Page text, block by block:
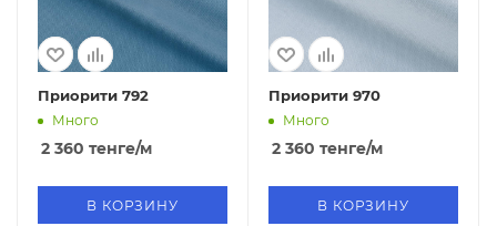
Приорити 792
Много
2 360 тенге/м
В КОРЗИНУ
Приорити 970
Много
2 360 тенге/м
В КОРЗИНУ